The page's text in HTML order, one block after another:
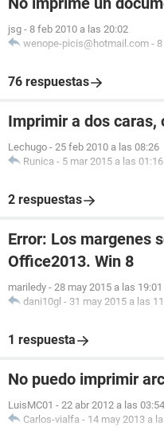
jsg - 8 feb 2010 a las 20:02
wenope-picis@hotmail.com -
76 respuestas
Imprimir a dos caras,
Lechugo - 25 feb 2010 a las 08:26
Runica - 5 mar 2015 a las 01:16
2 respuestas
Error: Los margenes
Office2013. Win 8
mariledy - 28 may 2015 a las 19:01
dani10gl - 31 may 2015 a las
1 respuesta
No puedo imprimir
LuisMC01 - 22 abr 2012 a las 03:54
Carlos-vialfa - 14 may 2013 a